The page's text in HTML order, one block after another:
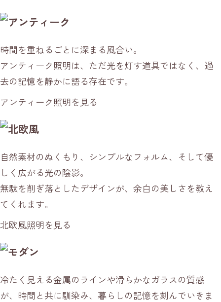
時間を重ねるごとに深まる風合い。
アンティーク照明は、ただ光を灯す道具ではなく、過
去の記憶を静かに語る存在です。
アンティーク照明を見る
自然素材のぬくもり、シンプルなフォルム、そして優
しく広がる光の陰影。
無駄を削ぎ落としたデザインが、余白の美しさを教え
てくれます。
北欧風照明を見る
冷たく見える金属のラインや滑らかなガラスの質感
が、時間と共に馴染み、暮らしの記憶を刻んでいきま